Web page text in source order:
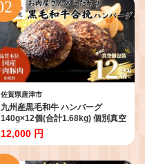
佐賀県唐津市
九州産黒毛和牛 ハンバーグ
140g×12個(合計1.68kg) 個別真空
惣菜 夕食 小分け 焼くだけ 簡単調
理 贈り物 唐津 ギフト
12,000 円